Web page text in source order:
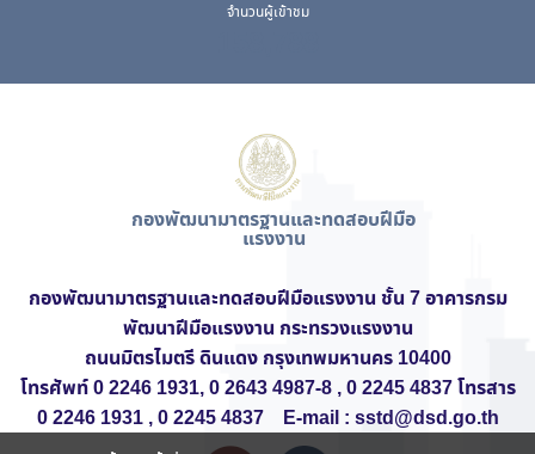
จำนวนผู้เข้าชม
กองพัฒนามาตรฐานและทดสอบฝีมือ
แรงงาน
กองพัฒนามาตรฐานและทดสอบฝีมือแรงงาน ชั้น 7อาคารกรม
พัฒนาฝีมือแรงงาน กระทรวงแรงงาน
ถนนมิตรไมตรี ดินแดง กรุงเทพมหานคร 10400
โทรศัพท์ 0 2246 1931, 0 2643 4987-8 , 0 2245 4837 โทรสาร
0 2246 1931 , 0 2245 4837 E-mail : sstd@dsd.go.th